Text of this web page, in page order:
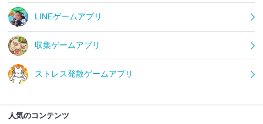
LINEゲームアプリ
収集ゲームアプリ
ストレス発散ゲームアプリ
人気のコンテンツ